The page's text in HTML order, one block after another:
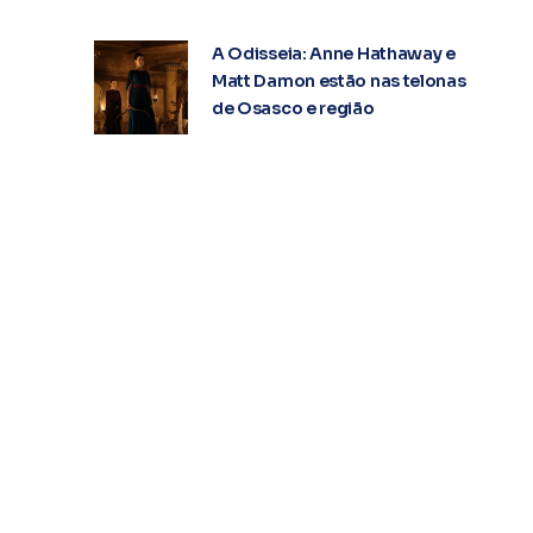
A Odisseia: Anne Hathaway e
Matt Damon estão nas telonas
de Osasco e região